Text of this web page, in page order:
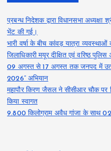
प्रबन्ध निदेशक द्वारा विधानसभा
भेंट की गई।
भारी वर्षा के बीच कांवड़ यात्रा
जिलाधिकारी मयूर दीक्षित एवं वरिष्ठ
09 अगस्त से 17 अगस्त तक जनपद में
2026” अभियान
महापौर किरण जैसल ने सीसीआर चौक पर
किया स्वागत
9.800 किलोग्राम अवैध गांजा के साथ 02